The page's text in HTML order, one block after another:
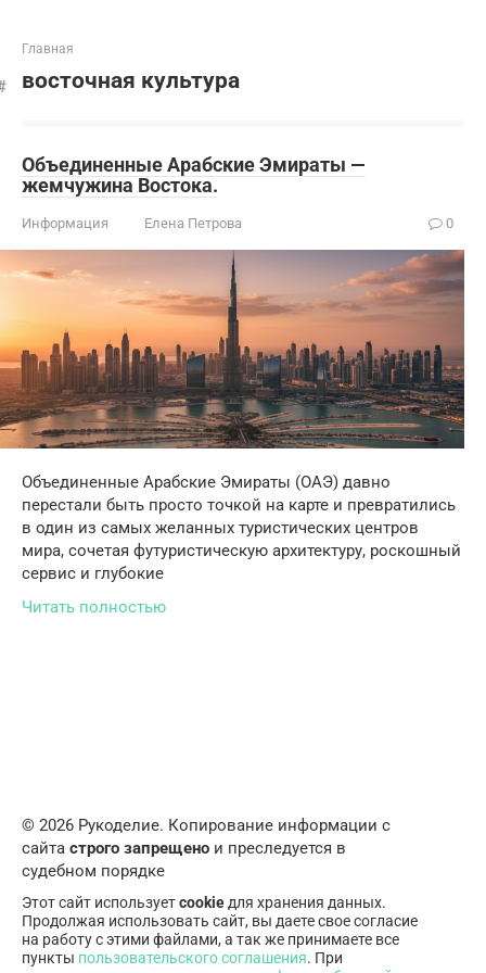
Главная
восточная культура
Объединенные Арабские Эмираты —
жемчужина Востока.
Информация Елена Петрова 0
Объединенные Арабские Эмираты (ОАЭ) давно
перестали быть просто точкой на карте и превратились
в один из самых желанных туристических центров
мира, сочетая футуристическую архитектуру, роскошный
сервис и глубокие
Читать полностью
© 2026 Рукоделие. Копирование информации с
сайта строго запрещено и преследуется в
судебном порядке
Этот сайт используетcookieдля хранения данных.
Продолжая использовать сайт, вы даете свое согласие
на работу с этими файлами, а так же принимаете все
пункты пользовательского соглашения. При